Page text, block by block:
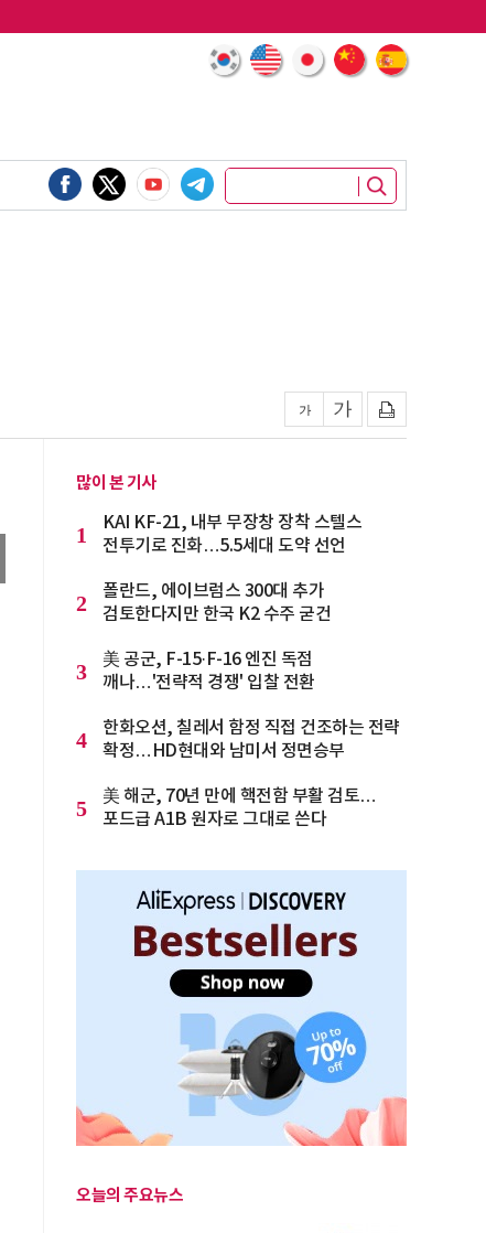
많이 본 기사
1
KAI KF-21, 내부 무장창 장착 스텔스
전투기로 진화…5.5세대 도약 선언
2
폴란드, 에이브럼스 300대 추가
검토한다지만 한국 K2 수주 굳건
3
美 공군, F-15·F-16 엔진 독점
깨나…'전략적 경쟁' 입찰 전환
4
한화오션, 칠레서 함정 직접 건조하는 전략
확정…HD현대와 남미서 정면승부
5
美 해군, 70년 만에 핵전함 부활 검토…
포드급 A1B 원자로 그대로 쓴다
오늘의 주요뉴스